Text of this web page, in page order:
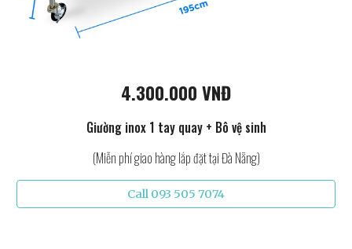
4.300.000 VNĐ
Giường inox 1 tay quay + Bô vệ sinh
(Miễn phí giao hàng lắp đặt tại Đà Nẵng)
Call 093 505 7074